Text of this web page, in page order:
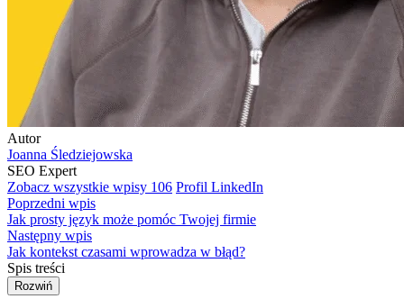
Autor
Joanna Śledziejowska
SEO Expert
Zobacz wszystkie wpisy 106 Profil LinkedIn
Poprzedni wpis
Jak prosty język może pomóc Twojej firmie
Następny wpis
Jak kontekst czasami wprowadza w błąd?
Spis treści
Rozwiń